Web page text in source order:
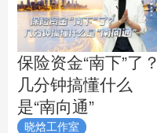
保险资金“南下”了？
几分钟搞懂什么
是“南向通”
晓焓工作室